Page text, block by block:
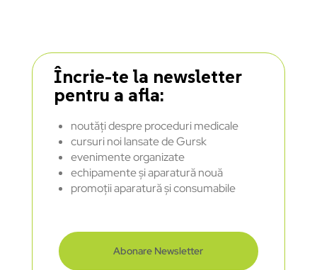
Încrie-te la newsletter
pentru a afla:
noutăți despre proceduri medicale
cursuri noi lansate de Gursk
evenimente organizate
echipamente și aparatură nouă
promoții aparatură și consumabile
Abonare Newsletter